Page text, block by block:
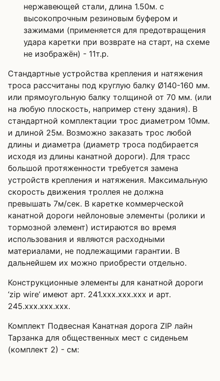
нержавеющей стали, длина 1.50м. с
высокопрочным резиновым буфером и
зажимами (применяется для предотвращения
удара каретки при возврате на старт, на схеме
не изображён) - 11т.р.
Стандартные устройства крепления и натяжения
троса рассчитаны под круглую балку Ø140-160 мм.
или прямоугольную балку толщиной от 70 мм. (или
на любую плоскость, например стену здания). В
стандартной комплектации трос диаметром 10мм.
и длиной 25м. Возможно заказать трос любой
длины и диаметра (диаметр троса подбирается
исходя из длины канатной дороги). Для трасс
большой протяженности требуется замена
устройств крепления и натяжения. Максимальную
скорость движения троллея не должна
превышать 7м/сек. В каретке коммерческой
канатной дороги нейлоновые элементы (ролики и
тормозной элемент) истираются во время
использования и являются расходными
материалами, не подлежащими гарантии. В
дальнейшем их можно приобрести отдельно.
Конструкционные элементы для канатной дороги
‘zip wire’ имеют арт. 241.xxx.xxx.xxx и арт.
245.xxx.xxx.xxx.
Комплект Подвесная Канатная дорога ZIP лайн
Тарзанка для общественных мест с сиденьем
(комплект 2) - см: